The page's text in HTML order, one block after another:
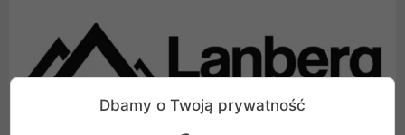
Dbamy o Twoją prywatność